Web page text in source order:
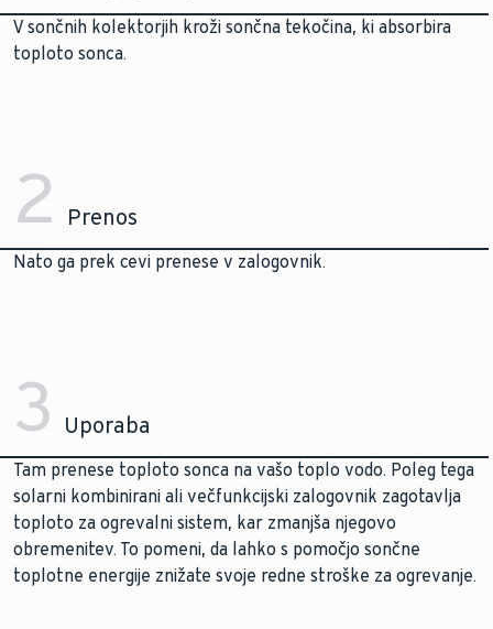
V sončnih kolektorjih kroži sončna tekočina, ki absorbira
toploto sonca.
2 Prenos
Nato ga prek cevi prenese v zalogovnik.
3 Uporaba
Tam prenese toploto sonca na vašo toplo vodo. Poleg tega
solarni kombinirani ali večfunkcijski zalogovnik zagotavlja
toploto za ogrevalni sistem, kar zmanjša njegovo
obremenitev. To pomeni, da lahko s pomočjo sončne
toplotne energije znižate svoje redne stroške za ogrevanje.